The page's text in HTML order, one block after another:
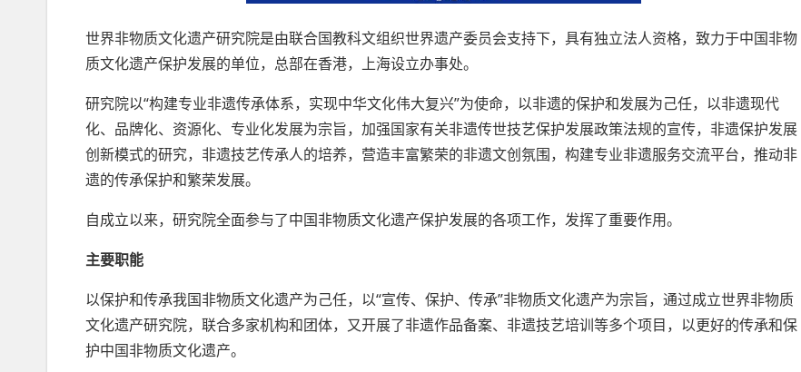
世界非物质文化遗产研究院是由联合国教科文组织世界遗产委员会支持下，具有独立法人资格，致力于中国非物
质文化遗产保护发展的单位，总部在香港，上海设立办事处。
研究院以“构建专业非遗传承体系，实现中华文化伟大复兴”为使命，以非遗的保护和发展为己任，以非遗现代
化、品牌化、资源化、专业化发展为宗旨，加强国家有关非遗传世技艺保护发展政策法规的宣传，非遗保护发展
创新模式的研究，非遗技艺传承人的培养，营造丰富繁荣的非遗文创氛围，构建专业非遗服务交流平台，推动非
遗的传承保护和繁荣发展。
自成立以来，研究院全面参与了中国非物质文化遗产保护发展的各项工作，发挥了重要作用。
主要职能
以保护和传承我国非物质文化遗产为己任，以“宣传、保护、传承”非物质文化遗产为宗旨，通过成立世界非物质
文化遗产研究院，联合多家机构和团体，又开展了非遗作品备案、非遗技艺培训等多个项目，以更好的传承和保
护中国非物质文化遗产。